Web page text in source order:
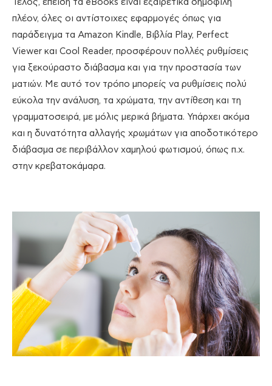
Τέλος, επειδή τα eBooks είναι εξαιρετικά δημοφιλή
πλέον, όλες οι αντίστοιχες εφαρμογές όπως για
παράδειγμα τα Amazon Kindle, Βιβλία Play, Perfect
Viewer και Cool Reader, προσφέρουν πολλές ρυθμίσεις
για ξεκούραστο διάβασμα και για την προστασία των
ματιών. Με αυτό τον τρόπο μπορείς να ρυθμίσεις πολύ
εύκολα την ανάλυση, τα χρώματα, την αντίθεση και τη
γραμματοσειρά, με μόλις μερικά βήματα. Υπάρχει ακόμα
και η δυνατότητα αλλαγής χρωμάτων για αποδοτικότερο
διάβασμα σε περιβάλλον χαμηλού φωτισμού, όπως π.χ.
στην κρεβατοκάμαρα.